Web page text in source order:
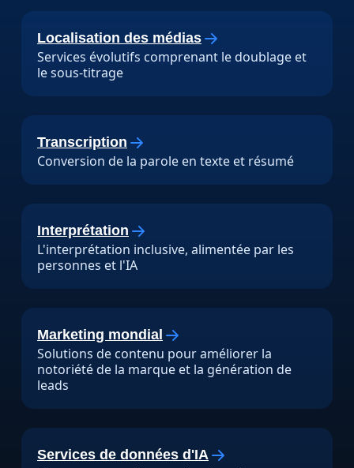
Localisation des médias
Services évolutifs comprenant le doublage et
le sous-titrage
Transcription
Conversion de la parole en texte et résumé
Interprétation
L'interprétation inclusive, alimentée par les
personnes et l'IA
Marketing mondial
Solutions de contenu pour améliorer la
notoriété de la marque et la génération de
leads
Services de données d'IA